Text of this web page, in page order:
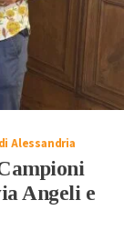
Alessandria
Angeli e